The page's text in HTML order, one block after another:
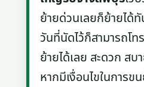
ย้ายด่วนเลยก็ย้ายได้
วันที่นัดไว้ก็สามารถโ
ย้ายได้เลย สะดวก ส
หากมีเงื่อนไขในการ